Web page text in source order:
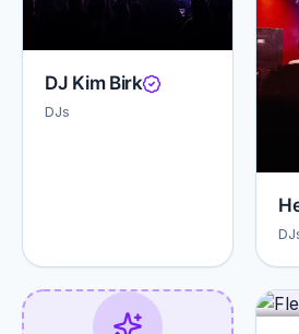
DJ Kim Birk
DJs